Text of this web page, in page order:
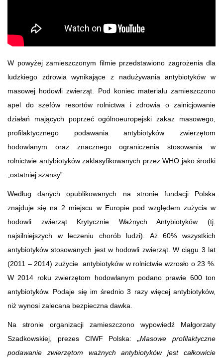
W powyżej zamieszczonym filmie przedstawiono zagrożenia dla
ludzkiego zdrowia wynikające z nadużywania antybiotyków w
masowej hodowli zwierząt. Pod koniec materiału zamieszczono
apel do szefów resortów rolnictwa i zdrowia o zainicjowanie
działań mających poprzeć ogólnoeuropejski zakaz masowego,
profilaktycznego podawania antybiotyków zwierzętom
hodowlanym oraz znacznego ograniczenia stosowania w
rolnictwie antybiotyków zaklasyfikowanych przez WHO jako środki
„ostatniej szansy”
Według danych opublikowanych na stronie fundacji Polska
znajduje się na 2 miejscu w Europie pod względem zużycia w
hodowli zwierząt Krytycznie Ważnych Antybiotyków (tj.
najsilniejszych w leczeniu chorób ludzi). Aż 60% wszystkich
antybiotyków stosowanych jest w hodowli zwierząt. W ciągu 3 lat
(2011 – 2014) zużycie antybiotyków w rolnictwie wzrosło o 23 %.
W 2014 roku zwierzętom hodowlanym podano prawie 600 ton
antybiotyków. Podaje się im średnio 3 razy więcej antybiotyków,
niż wynosi zalecana bezpieczna dawka.
Na stronie organizacji zamieszczono wypowiedź Małgorzaty
Szadkowskiej, prezes CIWF Polska:„Masowe profilaktyczne
podawanie zwierzętom ważnych antybiotyków jest całkowicie